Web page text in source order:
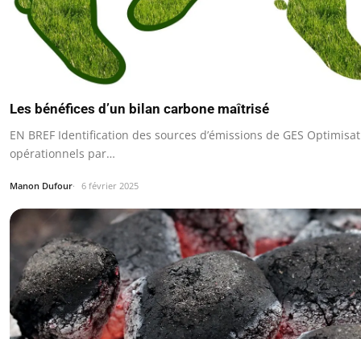
Les bénéfices d’un bilan carbone maîtrisé
EN BREF Identification des sources d’émissions de GES
opérationnels par…
Manon Dufour 6 février 2025